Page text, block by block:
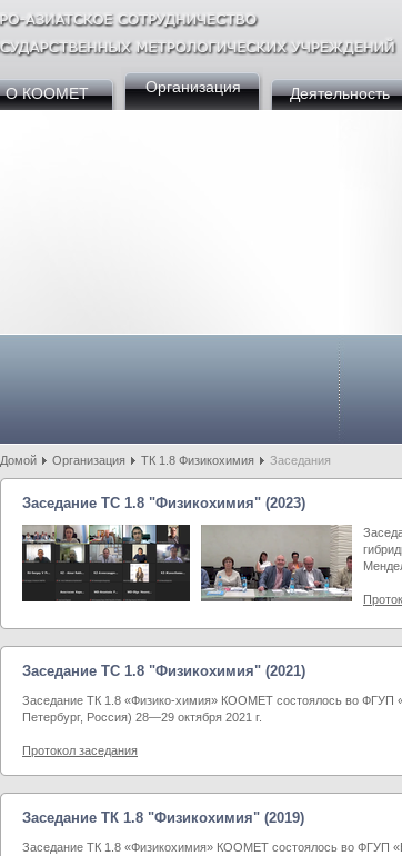
О КООМЕТ Организация Деятельность
Босния и
Домой Организация ТК 1.8 Физикохимия Заседания
Заседание TC 1.8 "Физикохимия" (2023)
Заседание TC 1.8 "Физикохимия" (2021)
Заседание ТК 1.8 «Физико-химия» КООМЕТ состоялось во
Петербург, Россия) 28―29 октября 2021 г.
Протокол заседания
Заседание ТК 1.8 "Физикохимия" (2019)
Заседание ТК 1.8 «Физикохимия» КООМЕТ состоялось во ФГУП